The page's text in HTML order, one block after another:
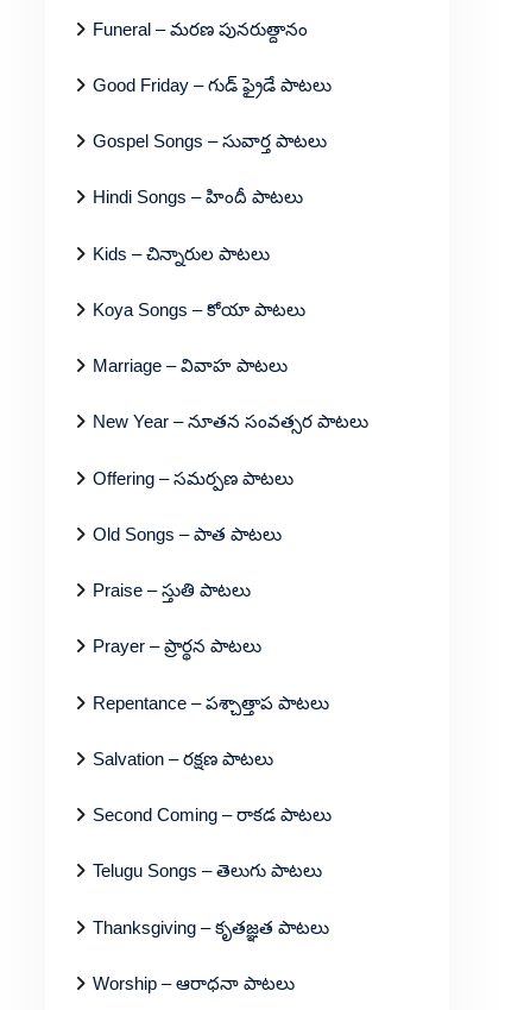
Funeral – మరణ పునరుత్దానం
Good Friday – గుడ్ ఫ్రైడే పాటలు
Gospel Songs – సువార్త పాటలు
Hindi Songs – హిందీ పాటలు
Kids – చిన్నారుల పాటలు
Koya Songs – కోయా పాటలు
Marriage – వివాహ పాటలు
New Year – నూతన సంవత్సర పాటలు
Offering – సమర్పణ పాటలు
Old Songs – పాత పాటలు
Praise – స్తుతి పాటలు
Prayer – ప్రార్థన పాటలు
Repentance – పశ్చాత్తాప పాటలు
Salvation – రక్షణ పాటలు
Second Coming – రాకడ పాటలు
Telugu Songs – తెలుగు పాటలు
Thanksgiving – కృతజ్ఞత పాటలు
Worship – ఆరాధనా పాటలు